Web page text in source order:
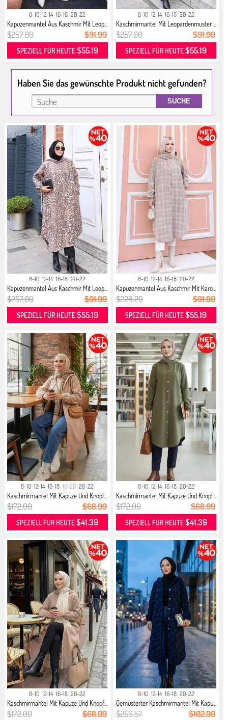
8-10 12-14 16-18 20-22
Kapuzenmantel Aus Kaschmir Mit Leop...
$257.00 $91.99
SPEZIELL FÜR HEUTE$55.19
8-10 12-14 16-18 20-22
Kaschmirmantel Mit Leopardenmuster ...
$257.00 $91.99
SPEZIELL FÜR HEUTE$55.19
Haben Sie das gewünschte Produkt nicht gefunden?
8-10 12-14 16-18 20-22
Kapuzenmantel Aus Kaschmir Mit Leop...
$257.00 $91.99
SPEZIELL FÜR HEUTE$55.19
8-10 12-14 16-18 20-22
Kapuzenmantel Aus Kaschmir Mit Karo...
$228.29 $91.99
SPEZIELL FÜR HEUTE$55.19
8-10 12-14 16-18 18-20 20-22
Kaschmirmantel Mit Kapuze Und Knopf...
$172.00 $68.99
SPEZIELL FÜR HEUTE$41.39
8-10 12-14 16-18 20-22
Kaschmirmantel Mit Kapuze Und Knopf...
$172.00 $68.99
SPEZIELL FÜR HEUTE$41.39
8-10 12-14 16-18 20-22
Kaschmirmantel Mit Kapuze Und Knopf...
$172.00 $68.99
8-10 12-14 16-18 20-22
Gemusterter Kaschmirmantel Mit Kapu...
$256.57 $102.99